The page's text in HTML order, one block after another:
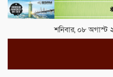
শনিবার, ০৮